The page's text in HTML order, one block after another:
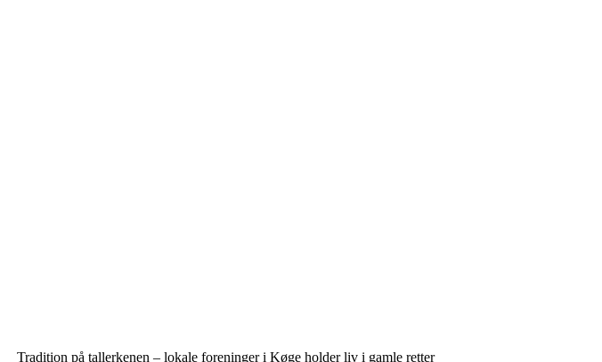
Tradition på tallerkenen – lokale foreninger i Køge holder liv i gamle retter